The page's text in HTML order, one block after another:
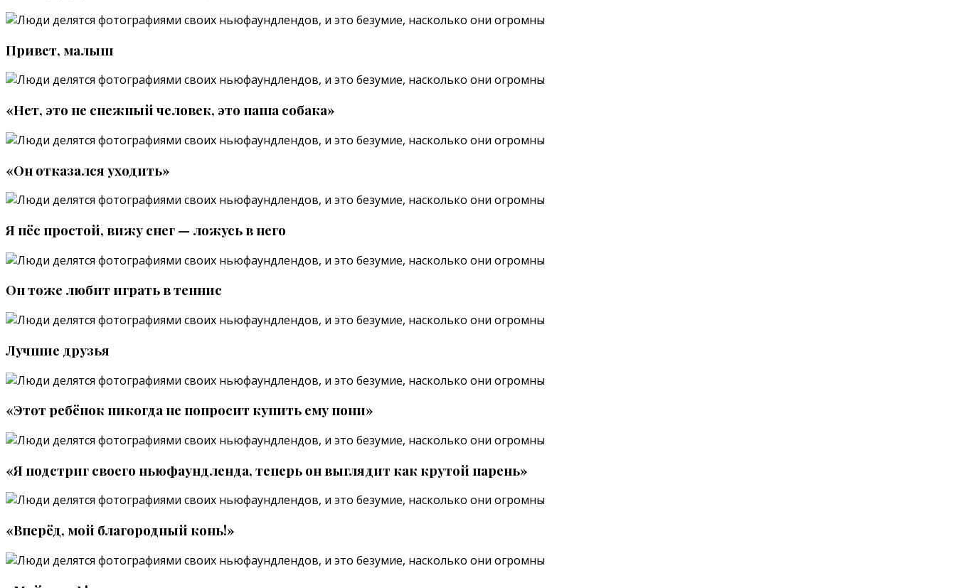
Привет, малыш
«Нет, это не снежный человек, это наша собака»
«Он отказался уходить»
Я пёс простой, вижу снег — ложусь в него
Он тоже любит играть в теннис
Лучшие друзья
«Этот ребёнок никогда не попросит купить ему пони»
«Я подстриг своего ньюфаундленда, теперь он выглядит как крутой парень»
«Вперёд, мой благородный конь!»